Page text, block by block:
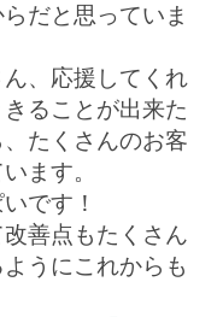
だと思っていま
、応援してくれ
ることが出来た
たくさんのお客
ます。
です！
善点もたくさん
うにこれからも